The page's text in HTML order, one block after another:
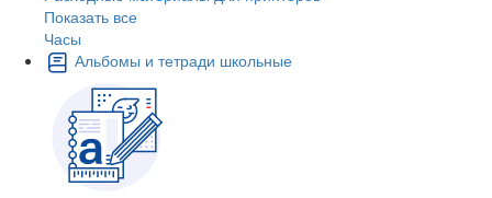
Показать все
Часы
Альбомы и тетради школьные